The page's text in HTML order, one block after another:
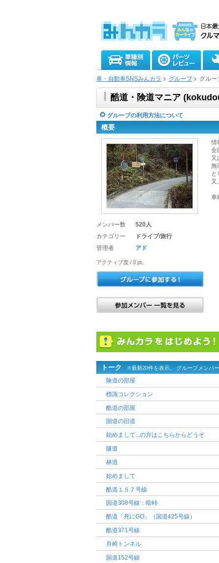
車・自動車SNSみんカラ グループ グルー
酷道・険道マニア
グループの利用方法について
概要
メンバー数
520人
カテゴリー
ドライブ/旅行
管理者
アド
アクティブ度 / 0 pt.
情
全
又
無
又
車
トーク ※最新20件を表示。 グループメンバ
険道の部屋
標識コレクション
酷道の部屋
国道の旧道
始めまして...の方はこちらからどうぞ
隧道
林道
始めまして
酷道１５７号線
国道308号線：暗峠
酷道「死にGO」（国道425号線）
酷道371号線
月崎トンネル
国道152号線